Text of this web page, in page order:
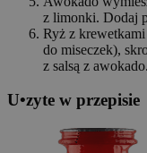
z limonki. Dodaj
Ryż z krewetkami
do miseczek),
z salsą z awokado.
U•zyte w przepisie